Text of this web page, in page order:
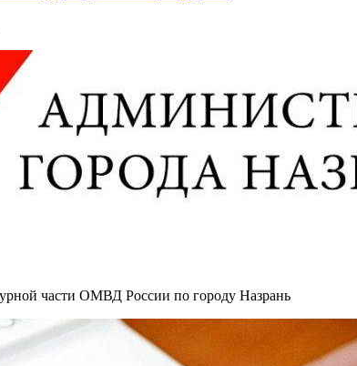
части ОМВД России по городу Назрань